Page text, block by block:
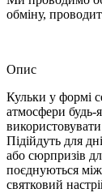
обміну,
Опис
Кульки у формі
атмосфери будь-
Підійдуть для
або сюрпризів
поєднуються
святковий